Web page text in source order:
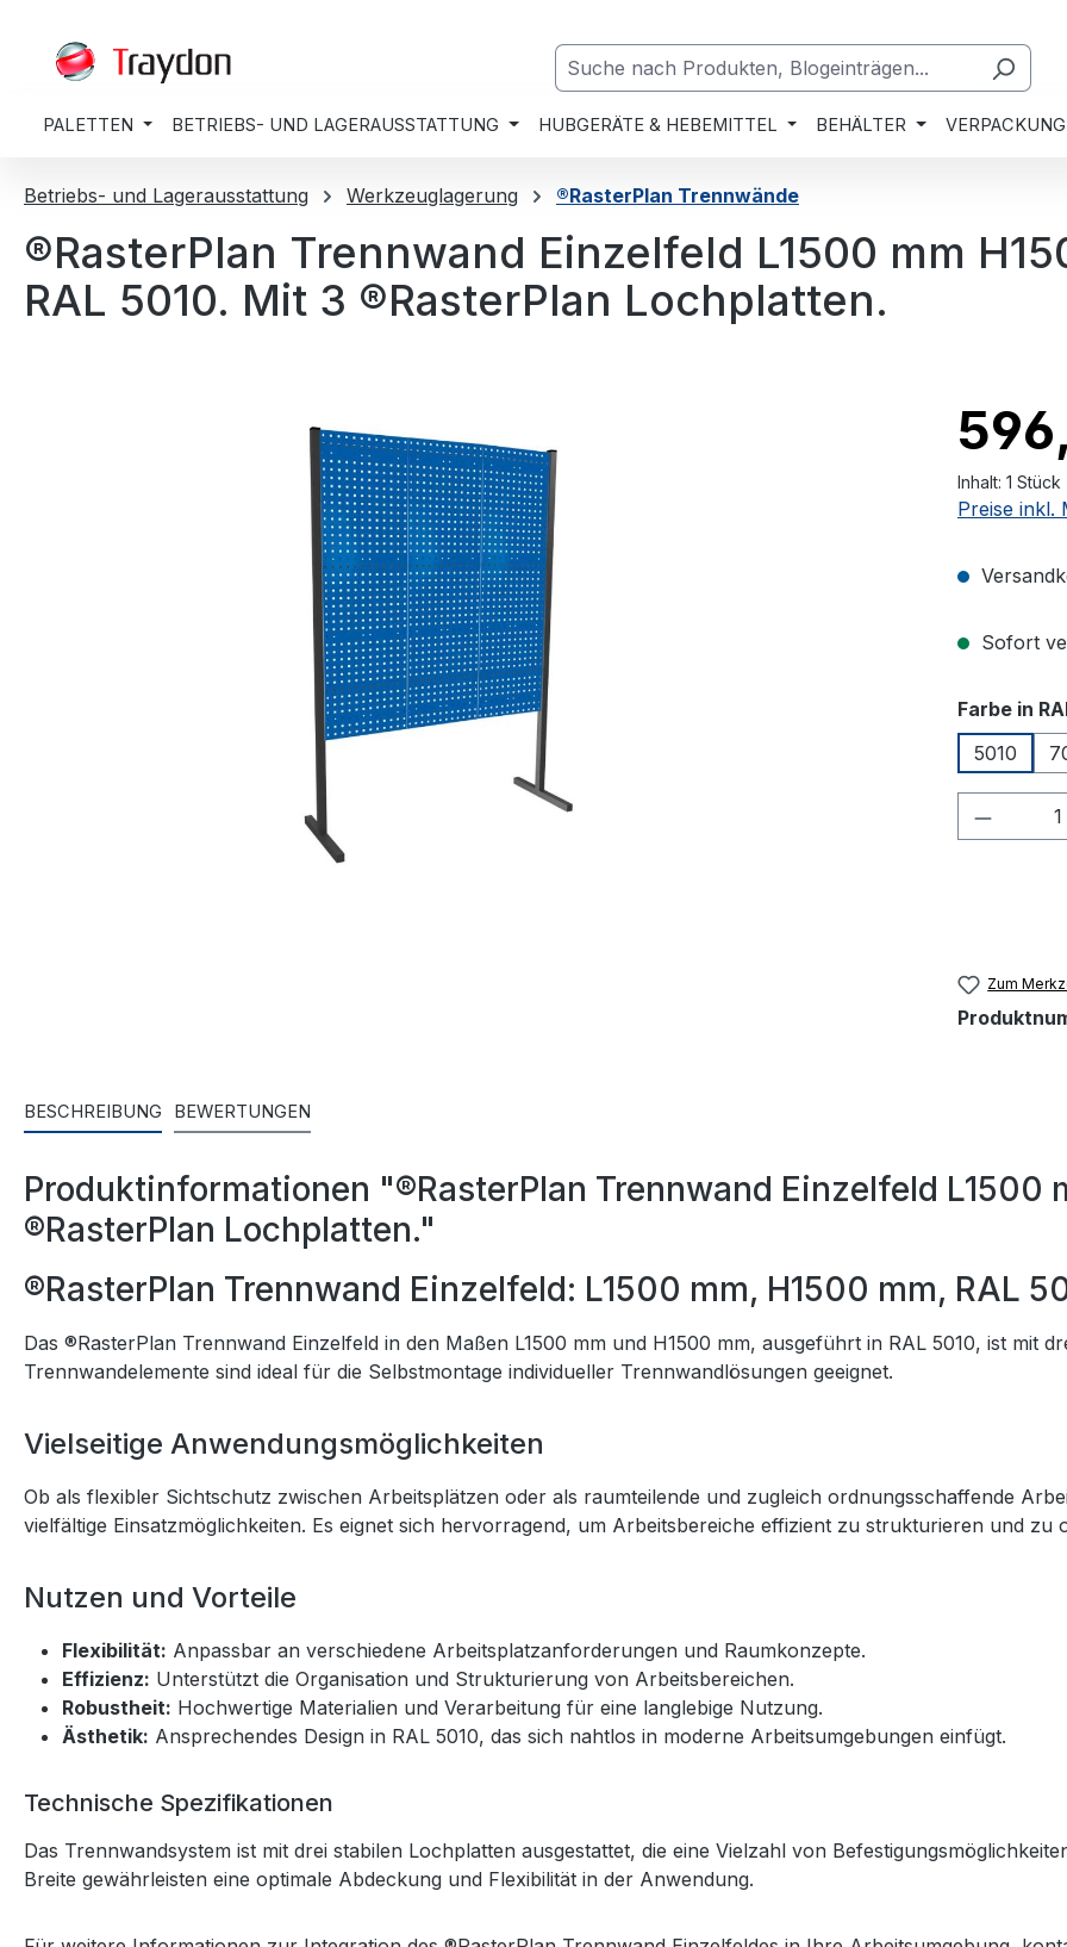
PALETTEN BETRIEBS- UND LAGERAUSSTATTUNG HUBGERÄTE & HEBEMITTEL BEHÄLTER
Betriebs- und Lagerausstattung Werkzeuglagerung ®RasterPlan Trennwände
®RasterPlan Trennwand Einzelfeld L1500 mm
RAL 5010. Mit 3 ®RasterPlan Lochplatten.
Inhalt: 1 Stück
Preise inkl.
Sofort
Farbe in
5010
Zum
BESCHREIBUNG BEWERTUNGEN
Produktinformationen "®RasterPlan Trennwand Einzelfeld L1500
®RasterPlan Lochplatten."
®RasterPlan Trennwand Einzelfeld: L1500 mm, H1500 mm, RAL
Das ®RasterPlan Trennwand Einzelfeld in den Maßen L1500 mm und H1500 mm, ausgeführt in RAL 5010, ist mit
Trennwandelemente sind ideal für die Selbstmontage individueller Trennwandlösungen geeignet.
Vielseitige Anwendungsmöglichkeiten
Ob als flexibler Sichtschutz zwischen Arbeitsplätzen oder als raumteilende und zugleich ordnungsschaffende
vielfältige Einsatzmöglichkeiten. Es eignet sich hervorragend, um Arbeitsbereiche effizient zu strukturieren und zu
Nutzen und Vorteile
Flexibilität: Anpassbar an verschiedene Arbeitsplatzanforderungen und Raumkonzepte.
Effizienz: Unterstützt die Organisation und Strukturierung von Arbeitsbereichen.
Robustheit: Hochwertige Materialien und Verarbeitung für eine langlebige Nutzung.
Ästhetik: Ansprechendes Design in RAL 5010, das sich nahtlos in moderne Arbeitsumgebungen einfügt.
Technische Spezifikationen
Das Trennwandsystem ist mit drei stabilen Lochplatten ausgestattet, die eine Vielzahl von
Breite gewährleisten eine optimale Abdeckung und Flexibilität in der Anwendung.